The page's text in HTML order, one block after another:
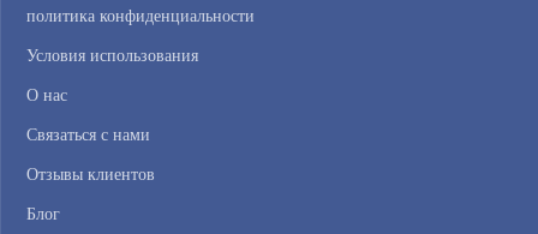
политика конфиденциальности
Условия использования
О нас
Связаться с нами
Отзывы клиентов
Блог